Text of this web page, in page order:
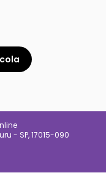
- SP, 17015-090